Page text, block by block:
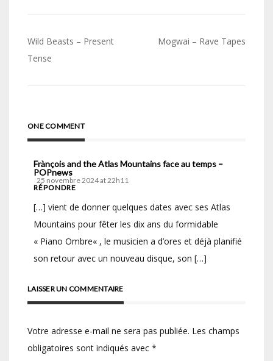
Navigation
de
Wild Beasts – Present
Tense
Mogwai – Rave Tapes
ONE COMMENT
Frànçois and the Atlas Mountains face au temps –
POPnews
25 novembre 2024 at 22h11
RÉPONDRE
[…] vient de donner quelques dates avec ses Atlas
Mountains pour fêter les dix ans du formidable
« Piano Ombre« , le musicien a d’ores et déjà planifié
son retour avec un nouveau disque, son […]
LAISSER UN COMMENTAIRE
Votre adresse e-mail ne sera pas publiée. Les champs
obligatoires sont indiqués avec *